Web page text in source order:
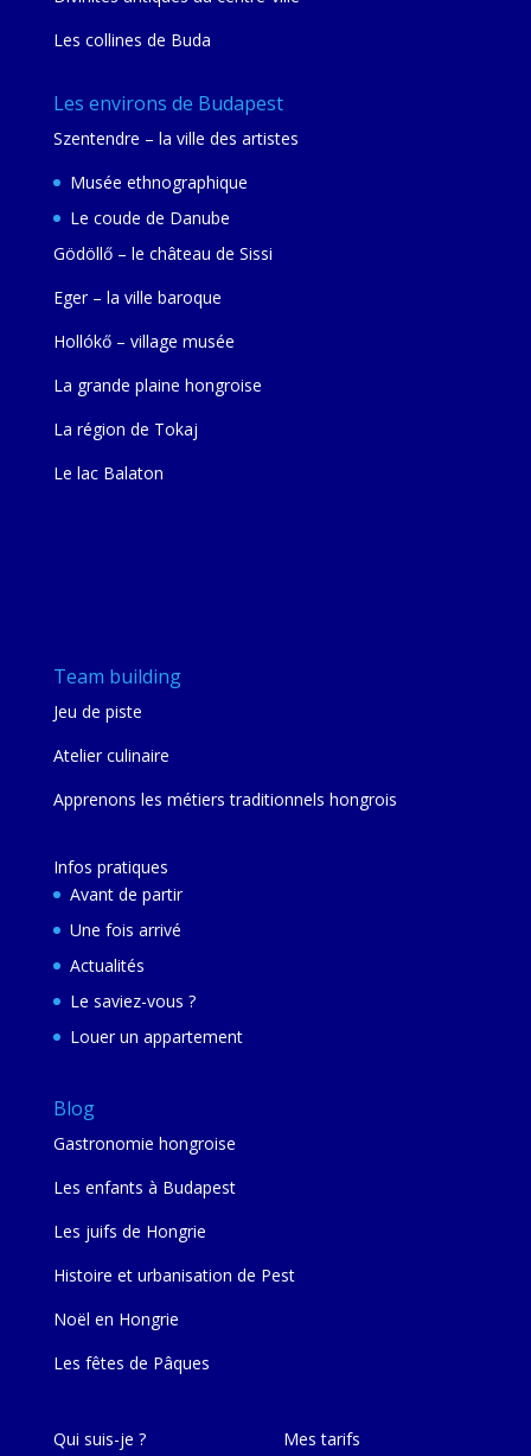
Les collines de Buda
Les environs de Budapest
Szentendre – la ville des artistes
Musée ethnographique
Le coude de Danube
Gödöllő – le château de Sissi
Eger – la ville baroque
Hollókő – village musée
La grande plaine hongroise
La région de Tokaj
Le lac Balaton
Team building
Jeu de piste
Atelier culinaire
Apprenons les métiers traditionnels hongrois
Infos pratiques
Avant de partir
Une fois arrivé
Actualités
Le saviez-vous ?
Louer un appartement
Blog
Gastronomie hongroise
Les enfants à Budapest
Les juifs de Hongrie
Histoire et urbanisation de Pest
Noël en Hongrie
Les fêtes de Pâques
Qui suis-je ? Mes tarifs